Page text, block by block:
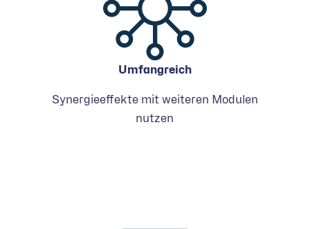
Umfangreich
Synergieeffekte mit weiteren Modulen
nutzen